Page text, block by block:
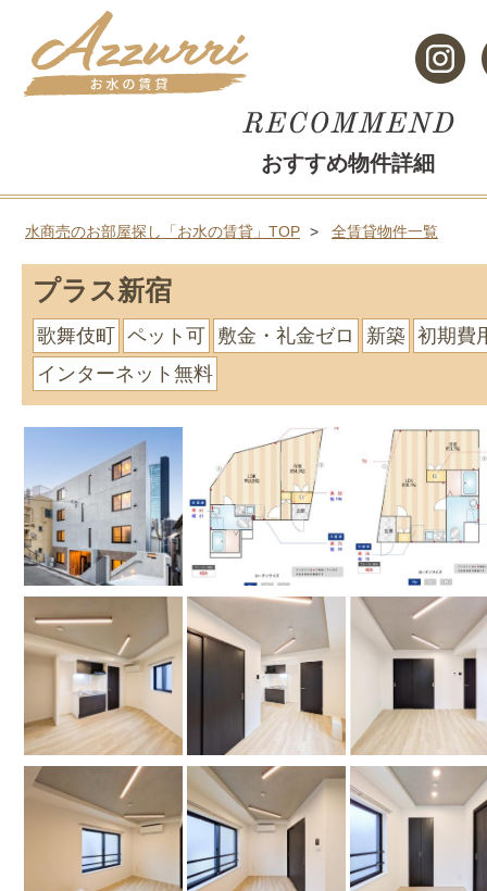
おすすめ物件詳細
水商売のお部屋探し「お水の賃貸」TOP 全賃貸物件一覧
プラス新宿
歌舞伎町 ペット可 敷金・礼金ゼロ 新築 初期費
インターネット無料